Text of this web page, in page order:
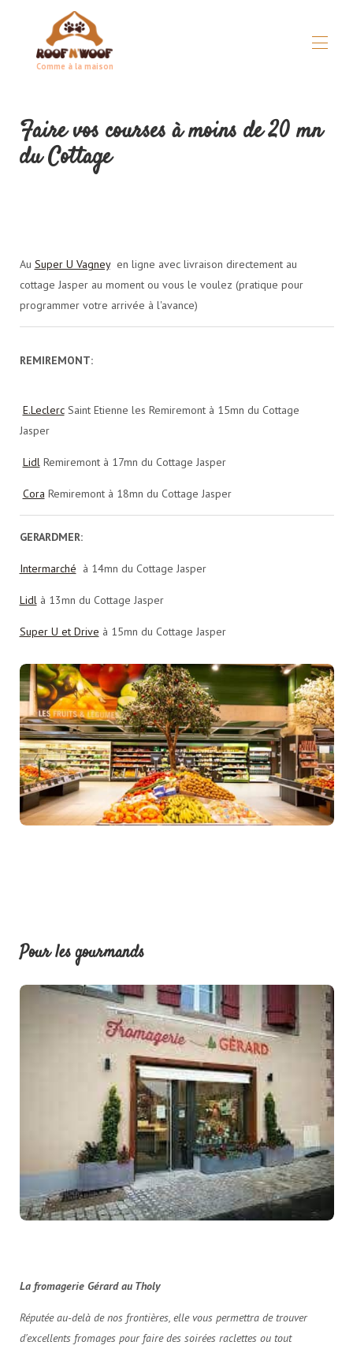
Comme à la maison
Konzept ▾
Faire vos courses à moins de 20 mn
du Cottage
Au Super U Vagneyen ligne avec livraison directement au
cottage Jasper au moment ou vous le voulez (pratique pour
programmer votre arrivée à l'avance)
REMIREMONT:
E.LeclercSaint Etienne les Remiremont à 15mn du Cottage
Jasper
LidlRemiremont à 17mn du Cottage Jasper
Cora Remiremont à 18mn du Cottage Jasper
GERARDMER:
Intermarché à 14mn du Cottage Jasper
Lidlà 13mn du Cottage Jasper
Super U et Drive à 15mn du Cottage Jasper
Pour les gourmands
La fromagerie Gérard au Tholy
Réputée au-delà de nos frontières, elle vous permettra de trouver
d'excellents fromages pour faire des soirées raclettes ou tout